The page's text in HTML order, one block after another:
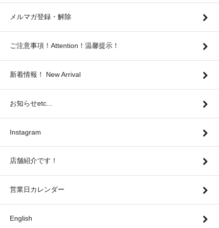
メルマガ登録・解除
ご注意事項！Attention！温馨提示！
新着情報！ New Arrival
お知らせetc...
Instagram
店舗紹介です！
営業日カレンダー
English